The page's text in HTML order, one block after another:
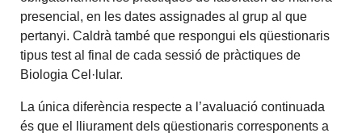
presencial, en les dates assignades al grup al que
pertanyi. Caldrà també que respongui els qüestionaris
tipus test al final de cada sessió de pràctiques de
Biologia Cel·lular.
La única diferència respecte a l’avaluació continuada
és que el lliurament dels qüestionaris corresponents a